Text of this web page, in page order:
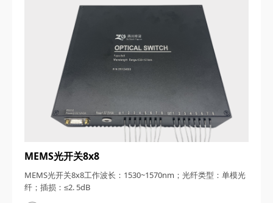
MEMS光开关8x8
MEMS光开关8x8工作波长：1530~1570nm；光纤类型：单模光
纤；插损：≤2. 5dB